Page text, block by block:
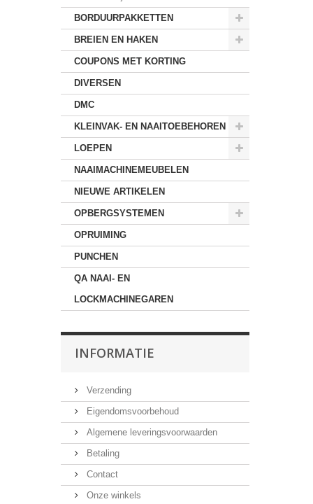
BORDUURPAKKETTEN
BREIEN EN HAKEN
COUPONS MET KORTING
DIVERSEN
DMC
KLEINVAK- EN NAAITOEBEHOREN
LOEPEN
NAAIMACHINEMEUBELEN
NIEUWE ARTIKELEN
OPBERGSYSTEMEN
OPRUIMING
PUNCHEN
QA NAAI- EN
LOCKMACHINEGAREN
INFORMATIE
Verzending
Eigendomsvoorbehoud
Algemene leveringsvoorwaarden
Betaling
Contact
Onze winkels